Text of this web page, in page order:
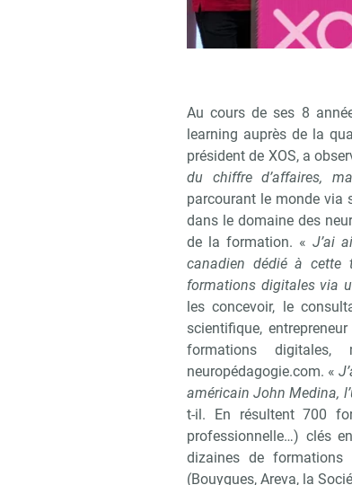
Au cours de ses 8
learning auprès de la
président de XOS, a
du chiffre d’affaires,
parcourant le monde via
dans le domaine des
de la formation. «J’ai
canadien dédié à cette
formations digitales via
les concevoir, le
scientifique,
formations
neuropédagogie.com. «
américain John Medina,
t-il. En résultent 700
professionnelle…) clés
dizaines de formations
(Bouygues, Areva, la